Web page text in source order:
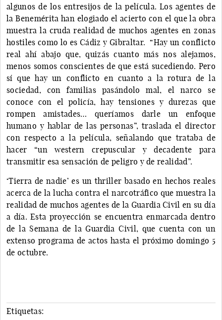
algunos de los entresijos de la película. Los agentes de
la Benemérita han elogiado el acierto con el que la obra
muestra la cruda realidad de muchos agentes en zonas
hostiles como lo es Cádiz y Gibraltar. “Hay un conflicto
real ahí abajo que, quizás cuanto más nos alejamos,
menos somos conscientes de que está sucediendo. Pero
sí que hay un conflicto en cuanto a la rotura de la
sociedad, con familias pasándolo mal, el narco se
conoce con el policía, hay tensiones y durezas que
rompen amistades… queríamos darle un enfoque
humano y hablar de las personas”, traslada el director
con respecto a la película, señalando que trataba de
hacer “un western crepuscular y decadente para
transmitir esa sensación de peligro y de realidad”.
‘Tierra de nadie’ es un thriller basado en hechos reales
acerca de la lucha contra el narcotráfico que muestra la
realidad de muchos agentes de la Guardia Civil en su día
a día. Esta proyección se encuentra enmarcada dentro
de la Semana de la Guardia Civil, que cuenta con un
extenso programa de actos hasta el próximo domingo 5
de octubre.
Etiquetas: